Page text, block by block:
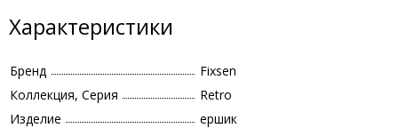
Характеристики
Бренд
Fixsen
Коллекция, Серия
Retro
Изделие
ершик